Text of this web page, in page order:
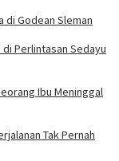
di Godean Sleman
Perlintasan Sedayu
Ibu Meninggal
Tak Pernah